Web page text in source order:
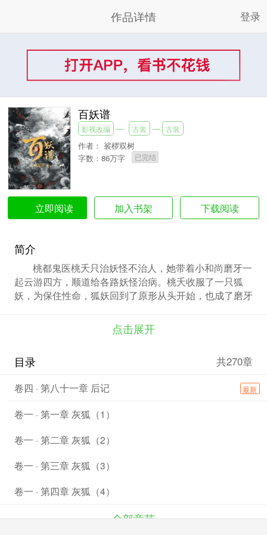
作品详情 登录
百妖谱
影视改编 古装 古装
作者： 裟椤双树
字数：86万字
已完结
立即阅读 加入书架 下载阅读
简介
桃都鬼医桃夭只治妖怪不治人，她带着小和尚磨牙一
起云游四方，顺道给各路妖怪治病。桃夭收服了一只狐
妖，为保住性命，狐妖回到了原形从头开始，也成了磨牙
子，结伴而行，在这妖怪横行、惊险重重，却又让人眷念
的人间大显神通，为周围的妖怪治疗各种疑难杂症，也为
点击展开
目录 共270章
卷四 · 第八十一章 后记 最新
卷一 · 第一章 灰狐（1）
卷一 · 第二章 灰狐（2）
卷一 · 第三章 灰狐（3）
卷一 · 第四章 灰狐（4）
全部章节